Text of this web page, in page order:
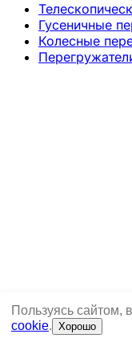
Гусеничные
Колесные
Пользуясь сайтом,
cookie. Хорошо